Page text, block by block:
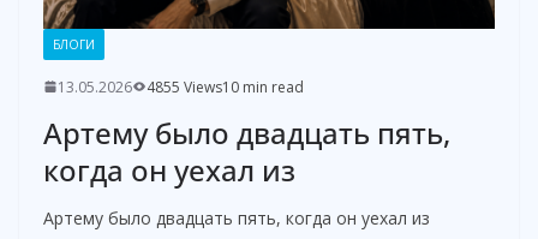
БЛОГИ
13.05.2026 4855 Views10 min read
Артему было двадцать пять,
когда он уехал из
Артему было двадцать пять, когда он уехал из